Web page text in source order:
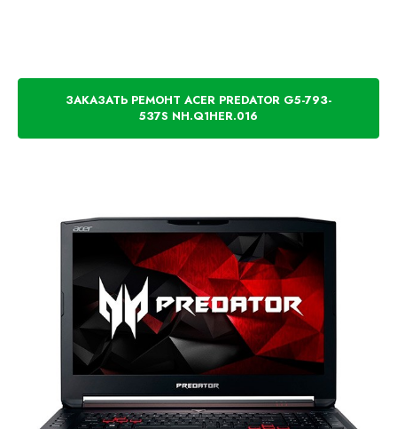
ЗАКАЗАТЬ РЕМОНТ ACER PREDATOR G5-793-
537S NH.Q1HER.016